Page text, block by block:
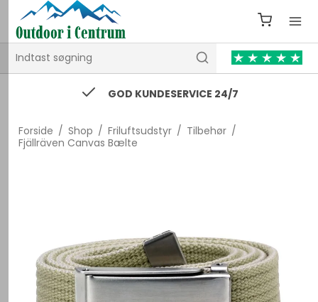
GOD KUNDESERVICE 24/7
Forside / Shop / Friluftsudstyr / Tilbehør /
Fjällräven Canvas Bælte